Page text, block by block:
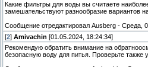
Какие фильтры для воды вы считаете
замешательствуют разнообразие вариантов
Сообщение отредактировал Ausberg - Среда,
[2] Amivachin [01.05.2024, 18:24:34]
Рекомендую обратить внимание на
безопасную воду для питья. Проверьте